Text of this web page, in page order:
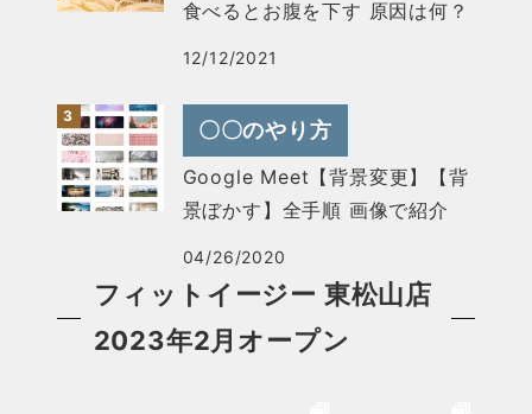
食べるとお腹を下す 原因は何？
12/12/2021
〇〇のやり方
Google Meet【背景変更】【背
景ぼかす】全手順 画像で紹介
04/26/2020
フィットイージー 東松山店
2023年2月オープン